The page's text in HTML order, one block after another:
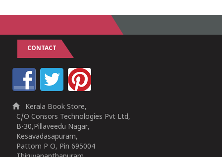
CONTACT
Kerala Book Store,
C/O Consors Technologies Pvt Ltd,
B-30,Pillaveedu Nagar,
Kesavadasapuram,
Pattom P O, Pin 695004